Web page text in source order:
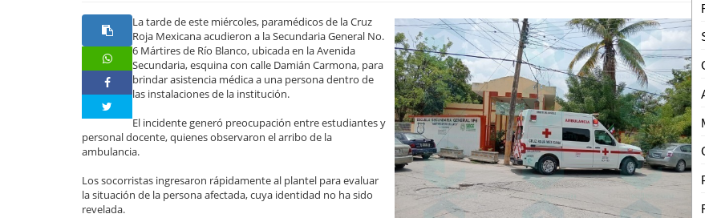
La tarde de este miércoles, paramédicos de la Cruz
Roja Mexicana acudieron a la Secundaria General No.
6 Mártires de Río Blanco, ubicada en la Avenida
Secundaria, esquina con calle Damián Carmona, para
brindar asistencia médica a una persona dentro de
las instalaciones de la institución.
El incidente generó preocupación entre estudiantes y
personal docente, quienes observaron el arribo de la
ambulancia.
Los socorristas ingresaron rápidamente al plantel para evaluar
la situación de la persona afectada, cuya identidad no ha sido
revelada.